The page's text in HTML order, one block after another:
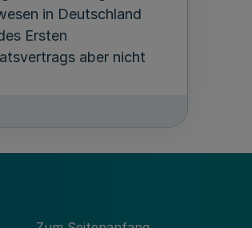
in Deutschland
Ersten
aber nicht
deckt,